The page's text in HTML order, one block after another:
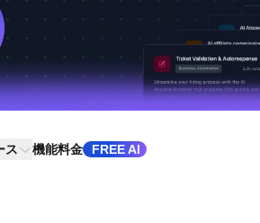
ス 機能料金 FREE AI